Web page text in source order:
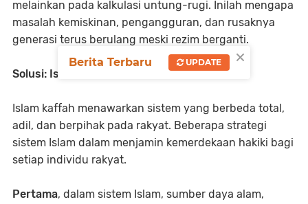
melainkan pada kalkulasi untung-rugi. Inilah mengapa
masalah kemiskinan, pengangguran, dan rusaknya
generasi terus berulang meski rezim berganti.
Solusi: Islam Kaffah
Islam kaffah menawarkan sistem yang berbeda total,
adil, dan berpihak pada rakyat. Beberapa strategi
sistem Islam dalam menjamin kemerdekaan hakiki bagi
setiap individu rakyat.
Pertama, dalam sistem Islam, sumber daya alam,
×
Berita Terbaru UPDATE